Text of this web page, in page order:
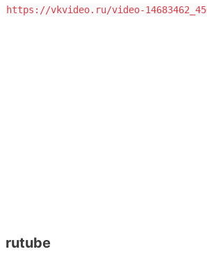
https://vkvideo.ru/video-
rutube